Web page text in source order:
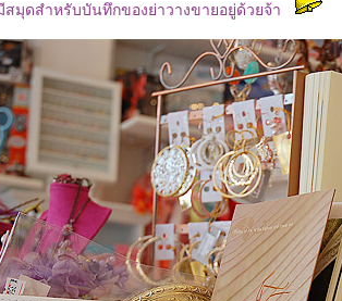
สมุดสำหรับบันทึกของย่าวางขายอยู่ด้วยจ้า